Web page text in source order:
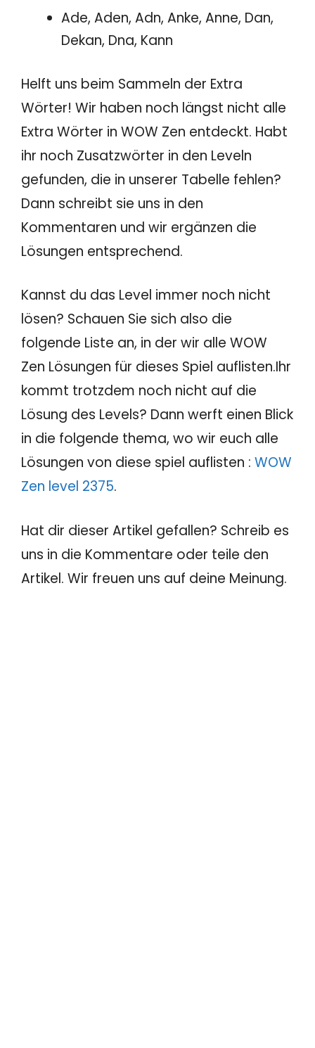
Ade, Aden, Adn, Anke, Anne, Dan,
Dekan, Dna, Kann
Helft uns beim Sammeln der Extra
Wörter! Wir haben noch längst nicht alle
Extra Wörter in WOW Zen entdeckt. Habt
ihr noch Zusatzwörter in den Leveln
gefunden, die in unserer Tabelle fehlen?
Dann schreibt sie uns in den
Kommentaren und wir ergänzen die
Lösungen entsprechend.
Kannst du das Level immer noch nicht
lösen? Schauen Sie sich also die
folgende Liste an, in der wir alle WOW
Zen Lösungen für dieses Spiel auflisten.Ihr
kommt trotzdem noch nicht auf die
Lösung des Levels? Dann werft einen Blick
in die folgende thema, wo wir euch alle
Lösungen von diese spiel auflisten : WOW
Zen level 2375.
Hat dir dieser Artikel gefallen? Schreib es
uns in die Kommentare oder teile den
Artikel. Wir freuen uns auf deine Meinung.